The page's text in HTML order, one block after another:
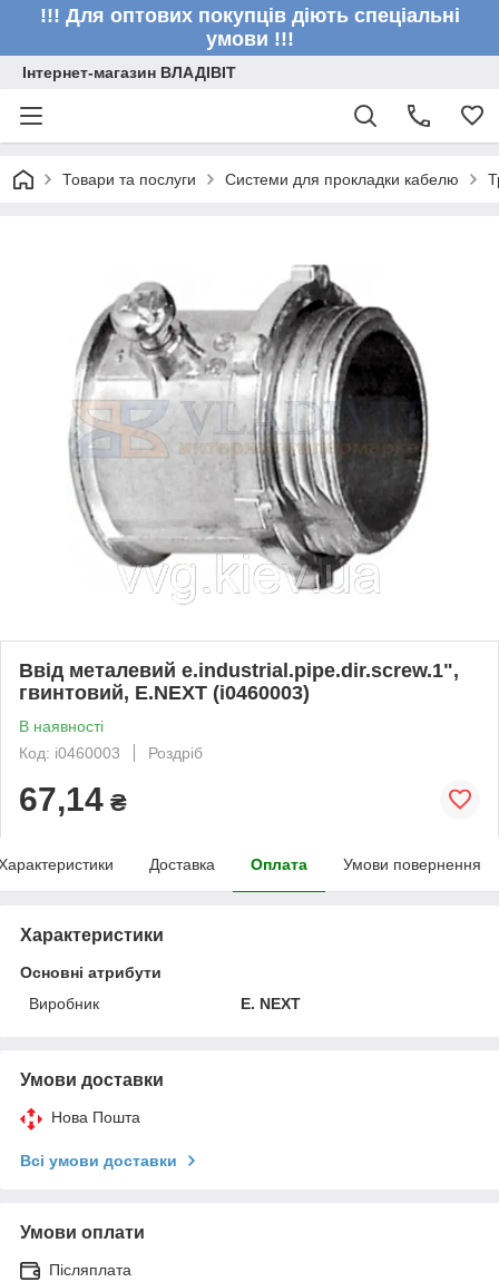
!!! Для оптових покупців діють спеціальні
умови !!!
Інтернет-магазин ВЛАДІВІТ
Товари та послуги Системи для прокладки кабелю
Ввід металевий e.industrial.pipe.dir.screw.1",
гвинтовий, E.NEXT (i0460003)
В наявності
Код: i0460003
Роздріб
67,14 ₴
Доставка Оплата Умови повернення
Характеристики
Основні атрибути
Виробник
E. NEXT
Умови доставки
Нова Пошта
Всі умови доставки
Умови оплати
Післяплата